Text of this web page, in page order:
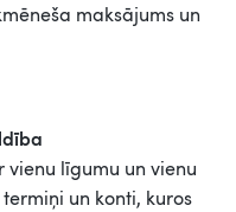
maksājums un
līgumu un vienu
un konti, kuros